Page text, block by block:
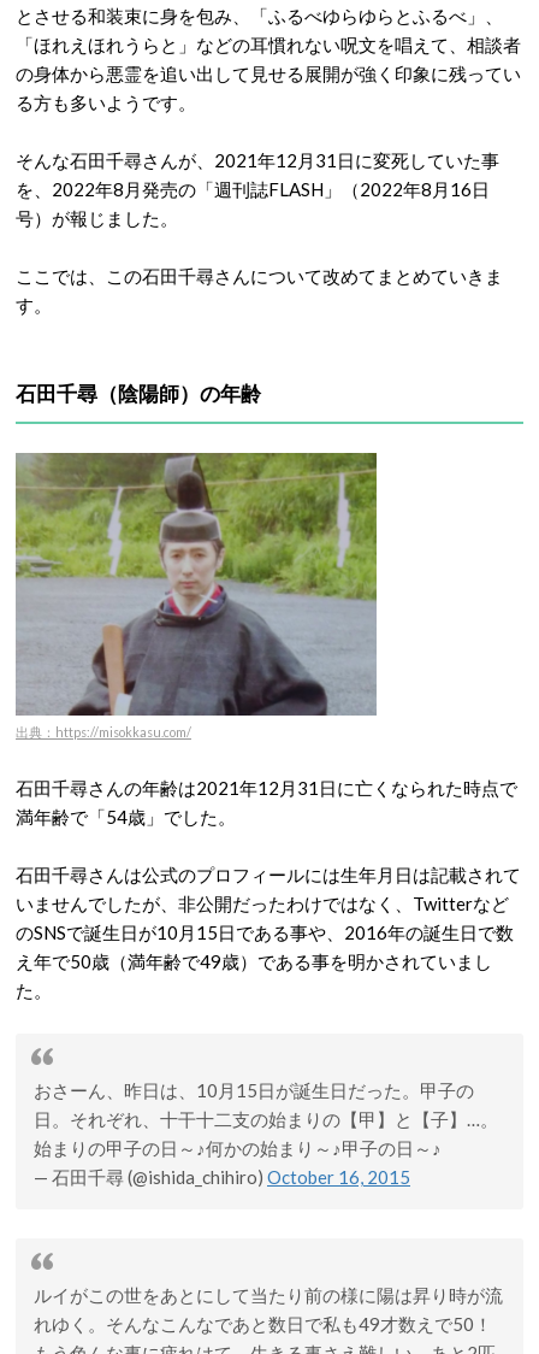
とさせる和装束に身を包み、「ふるべゆらゆらとふるべ」、
「ほれえほれうらと」などの耳慣れない呪文を唱えて、相談者
の身体から悪霊を追い出して見せる展開が強く印象に残ってい
る方も多いようです。
そんな石田千尋さんが、2021年12月31日に変死していた事
を、2022年8月発売の「週刊誌FLASH」（2022年8月16日
号）が報じました。
ここでは、この石田千尋さんについて改めてまとめていきま
す。
石田千尋（陰陽師）の年齢
出典：https://misokkasu.com/
石田千尋さんの年齢は2021年12月31日に亡くなられた時点で
満年齢で「54歳」でした。
石田千尋さんは公式のプロフィールには生年月日は記載されて
いませんでしたが、非公開だったわけではなく、Twitterなど
のSNSで誕生日が10月15日である事や、2016年の誕生日で数
え年で50歳（満年齢で49歳）である事を明かされていまし
た。
おさーん、昨日は、10月15日が誕生日だった。甲子の
日。それぞれ、十干十二支の始まりの【甲】と【子】…。
始まりの甲子の日～♪何かの始まり～♪甲子の日～♪
— 石田千尋 (@ishida_chihiro) October 16, 2015
ルイがこの世をあとにして当たり前の様に陽は昇り時が流
れゆく。そんなこんなであと数日で私も49才数えで50！